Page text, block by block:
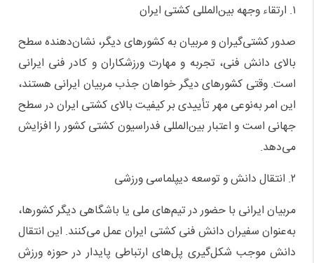
۱. ارتقاء وجهه بین‌المللی کشتی ایران
صدور کشتی‌گیران و مربیان به کشورهای دیگر، نشان‌دهنده سطح
بالای دانش فنی، تجربه و مهارت ورزشکاران و کادر فنی ایرانی
است. وقتی کشورهای دیگر خواهان جذب مربیان ایرانی هستند،
این امر به‌نوعی مهر تأییدی بر کیفیت بالای کشتی ایران در سطح
جهانی است و اعتبار بین‌المللی فدراسیون کشتی کشور را افزایش
می‌دهد.
۲. انتقال دانش و توسعه دیپلماسی ورزشی
مربیان ایرانی با حضور در تیم‌های ملی یا باشگاهی دیگر کشورها،
به‌عنوان سفیران دانش فنی کشتی ایران عمل می‌کنند. این انتقال
دانش موجب شکل‌گیری پل‌های ارتباطی پایدار در حوزه ورزش